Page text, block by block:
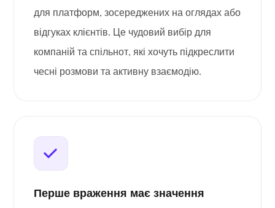
для платформ, зосереджених на оглядах або
відгуках клієнтів. Це чудовий вибір для
компаній та спільнот, які хочуть підкреслити
чесні розмови та активну взаємодію.
Перше враження має значення